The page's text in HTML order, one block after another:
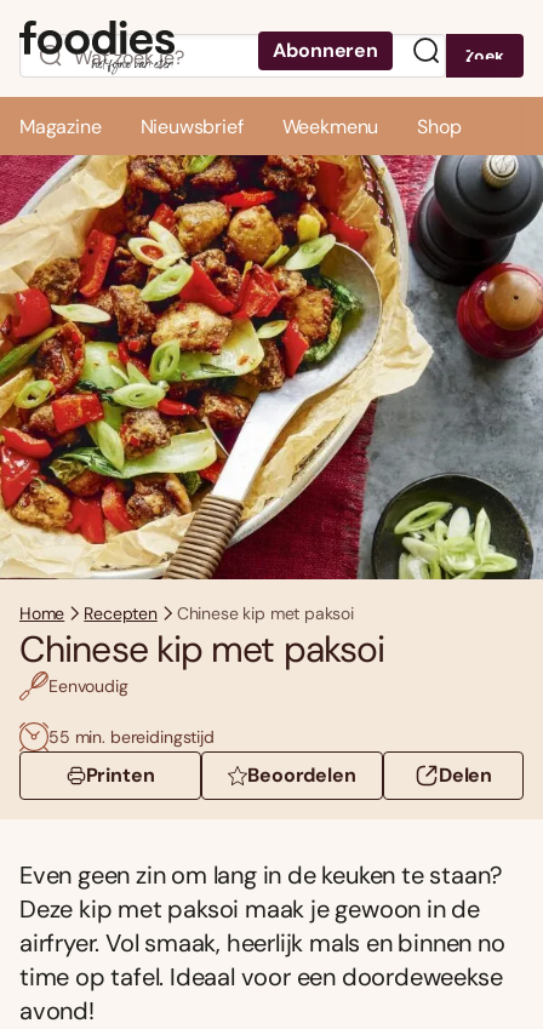
Abonneren Zoek
Magazine Nieuwsbrief Weekmenu Shop
Home Recepten Chinese kip met paksoi
Chinese kip met paksoi
Eenvoudig
55 min. bereidingstijd
Printen Beoordelen Delen
Even geen zin om lang in de keuken te staan?
Deze kip met paksoi maak je gewoon in de
airfryer. Vol smaak, heerlijk mals en binnen no
time op tafel. Ideaal voor een doordeweekse
avond!